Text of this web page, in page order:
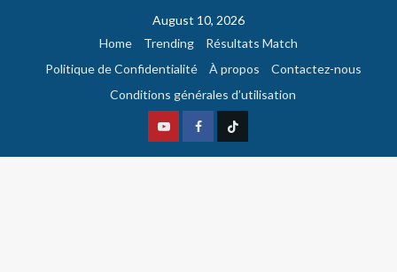
August 10, 2026
Home
Trending
Résultats Match
Politique de Confidentialité
À propos
Contactez-nous
Conditions générales d’utilisation